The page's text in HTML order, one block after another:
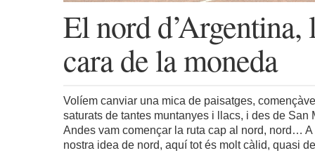
El nord d’Argentina,
cara de la moneda
Volíem canviar una mica de paisatges,
saturats de tantes muntanyes i llacs, i des de San
Andes vam començar la ruta cap al nord, nord…
nostra idea de nord, aquí tot és molt càlid, quasi